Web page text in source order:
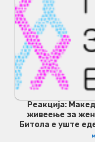
Реакција:
живеење за
Битола е уште